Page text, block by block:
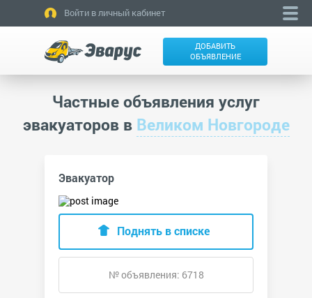
Войти в личный кабинет
ДОБАВИТЬ
ОБЪЯВЛЕНИЕ
Частные объявления услуг
эвакуаторов в Великом Новгороде
Эвакуатор
Поднять в списке
№ объявления: 6718